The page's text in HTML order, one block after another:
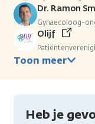
Dr. Ramon
Gynaecoloog-
Olijf
Toon meer
Heb je